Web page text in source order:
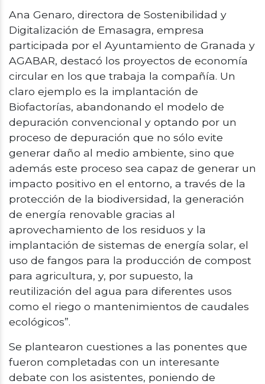
Ana Genaro, directora de Sostenibilidad y
Digitalización de Emasagra, empresa
participada por el Ayuntamiento de Granada y
AGABAR, destacó los proyectos de economía
circular en los que trabaja la compañía. Un
claro ejemplo es la implantación de
Biofactorías, abandonando el modelo de
depuración convencional y optando por un
proceso de depuración que no sólo evite
generar daño al medio ambiente, sino que
además este proceso sea capaz de generar un
impacto positivo en el entorno, a través de la
protección de la biodiversidad, la generación
de energía renovable gracias al
aprovechamiento de los residuos y la
implantación de sistemas de energía solar, el
uso de fangos para la producción de compost
para agricultura, y, por supuesto, la
reutilización del agua para diferentes usos
como el riego o mantenimientos de caudales
ecológicos”.
Se plantearon cuestiones a las ponentes que
fueron completadas con un interesante
debate con los asistentes, poniendo de